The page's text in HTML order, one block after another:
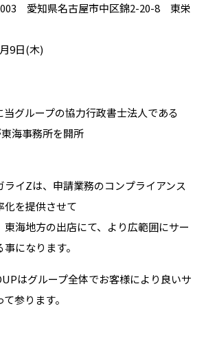
愛知県名古屋市中区錦2-20-8 東栄
9日(木)
グループの協力行政書士法人である
海事務所を開所
イZは、申請業務のコンプライアンス
化を提供させて
海地方の出店にて、より広範囲にサー
になります。
はグループ全体でお客様により良いサ
参ります。